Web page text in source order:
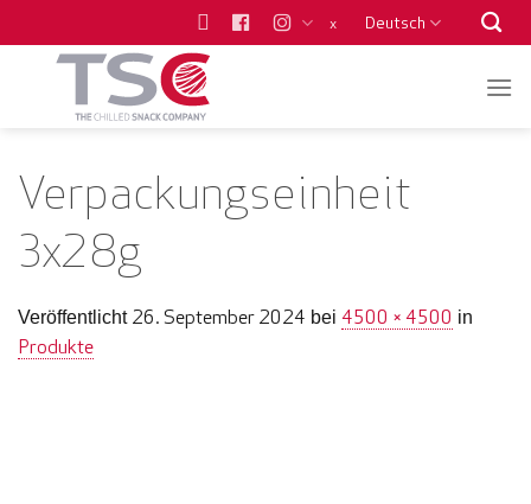
Inhalt
x Deutsch
Verpackungseinheit
3x28g
Veröffentlicht 26. September 2024 bei 4500 × 4500 in
Produkte